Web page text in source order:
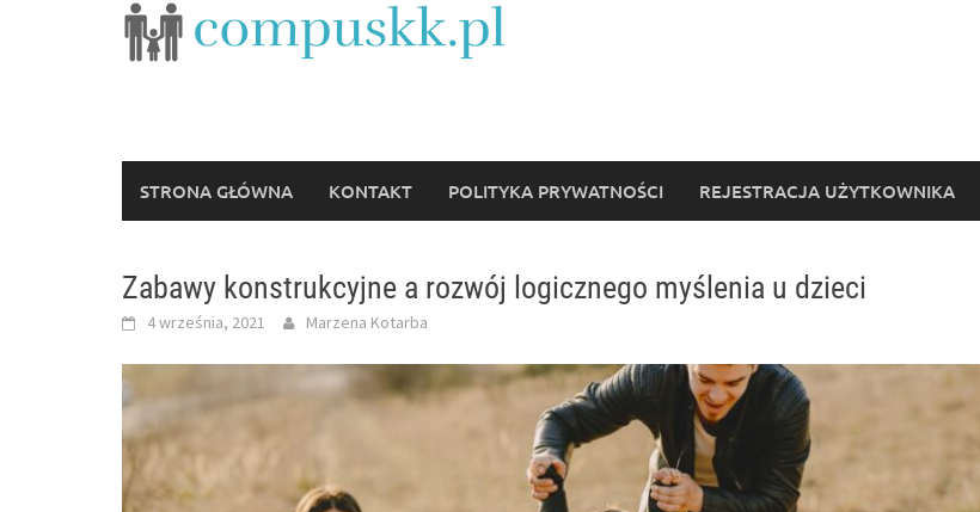
STRONA GŁÓWNA KONTAKT POLITYKA PRYWATNOŚCI REJESTRACJA UŻYTKOWNIKA
Zabawy konstrukcyjne a rozwój logicznego myślenia u dzieci
4 września, 2021 Marzena Kotarba